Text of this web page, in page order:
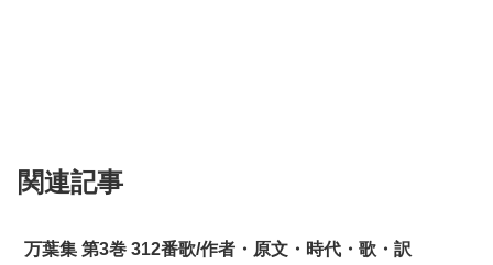
関連記事
万葉集 第3巻 312番歌/作者・原文・時代・歌・訳